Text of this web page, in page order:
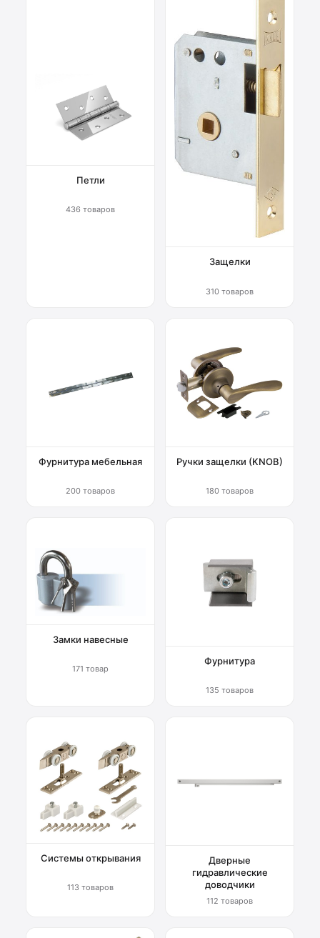
Петли
436 товаров
Защелки
310 товаров
Фурнитура мебельная
200 товаров
Ручки защелки (KNOB)
180 товаров
Замки навесные
171 товар
Фурнитура
135 товаров
Системы открывания
113 товаров
Дверные
гидравлические
доводчики
112 товаров